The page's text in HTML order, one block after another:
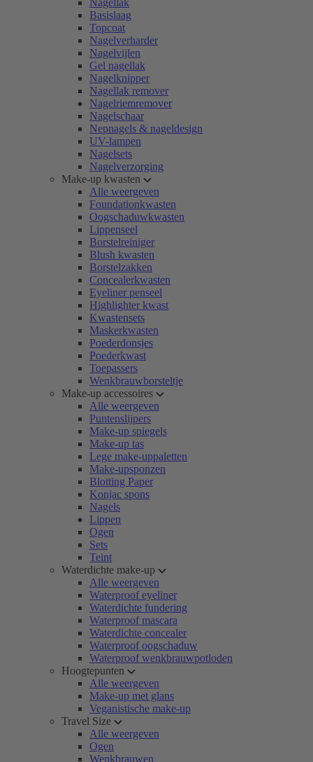
Nagellak
Basislaag
Topcoat
Nagelverharder
Nagelvijlen
Gel nagellak
Nagelknipper
Nagellak remover
Nagelriemremover
Nagelschaar
Nepnagels & nageldesign
UV-lampen
Nagelsets
Nagelverzorging
Make-up kwasten
Alle weergeven
Foundationkwasten
Oogschaduwkwasten
Lippenseel
Borstelreiniger
Blush kwasten
Borstelzakken
Concealerkwasten
Eyeliner penseel
Highlighter kwast
Kwastensets
Maskerkwasten
Poederdonsjes
Poederkwast
Toepassers
Wenkbrauwborsteltje
Make-up accessoires
Alle weergeven
Puntenslijpers
Make-up spiegels
Make-up tas
Lege make-uppaletten
Make-upsponzen
Blotting Paper
Konjac spons
Nagels
Lippen
Ogen
Sets
Teint
Waterdichte make-up
Alle weergeven
Waterproof eyeliner
Waterdichte fundering
Waterproof mascara
Waterdichte concealer
Waterproof oogschaduw
Waterproof wenkbrauwpotloden
Hoogtepunten
Alle weergeven
Make-up met glans
Veganistische make-up
Travel Size
Alle weergeven
Ogen
Wenkbrauwen